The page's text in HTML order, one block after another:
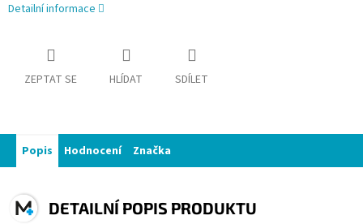
Detailní informace
ZEPTAT SE HLÍDAT SDÍLET
Popis Hodnocení Značka
DETAILNÍ POPIS PRODUKTU